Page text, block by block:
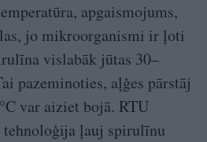
apgaismojums,
jo mikroorganismi ir ļoti
vislabāk jūtas 30–
pazeminoties, aļģes pārstāj
var aiziet bojā. RTU
ļauj spirulīnu